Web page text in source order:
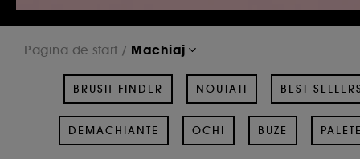
Pagina de start Machiaj
BRUSH FINDER NOUTATI BEST SELLERS
DEMACHIANTE OCHI BUZE